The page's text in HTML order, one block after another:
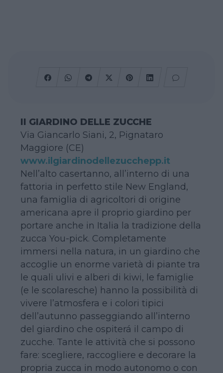
Il GIARDINO DELLE ZUCCHE
Via Giancarlo Siani, 2, Pignataro
Maggiore (CE)
www.ilgiardinodellezucchepp.it
Nell’alto casertanno, all’interno di una
fattoria in perfetto stile New England,
una famiglia di agricoltori di origine
americana apre il proprio giardino per
portare anche in Italia la tradizione della
zucca You-pick. Completamente
immersi nella natura, in un giardino che
accoglie un enorme varietà di piante tra
le quali ulivi e alberi di kiwi, le famiglie
(e le scolaresche) hanno la possibilità di
vivere l’atmosfera e i colori tipici
dell’autunno passeggiando all’interno
del giardino che ospiterá il campo di
zucche. Tante le attività che si possono
fare: scegliere, raccogliere e decorare la
propria zucca in modo autonomo o con